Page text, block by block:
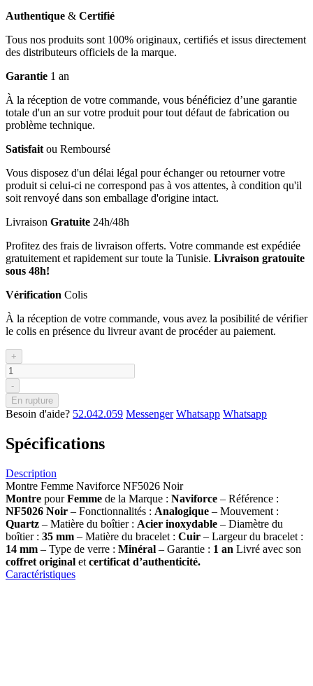
Authentique & Certifié
Tous nos produits sont 100% originaux, certifiés et issus directement
des distributeurs officiels de la marque.
Garantie 1 an
À la réception de votre commande, vous bénéficiez d’une garantie
totale d'un an sur votre produit pour tout défaut de fabrication ou
problème technique.
Satisfait ou Remboursé
Vous disposez d'un délai légal pour échanger ou retourner votre
produit si celui-ci ne correspond pas à vos attentes, à condition qu'il
soit renvoyé dans son emballage d'origine intact.
Livraison Gratuite 24h/48h
Profitez des frais de livraison offerts. Votre commande est expédiée
gratuitement et rapidement sur toute la Tunisie. Livraison gratouite
sous 48h!
Vérification Colis
À la réception de votre commande, vous avez la posibilité de vérifier
le colis en présence du livreur avant de procéder au paiement.
+
-
En rupture
Besoin d'aide? 52.042.059 Messenger Whatsapp Whatsapp
Spécifications
Description
Montre Femme Naviforce NF5026 Noir
Montre pourFemme de la Marque : Naviforce – Référence :
NF5026 Noir – Fonctionnalités : Analogique – Mouvement :
Quartz – Matière du boîtier : Acier inoxydable – Diamètre du
boîtier : 35 mm – Matière du bracelet : Cuir – Largeur du bracelet :
14 mm – Type de verre : Minéral – Garantie : 1 an Livré avec son
coffret original et certificat d’authenticité.
Caractéristiques